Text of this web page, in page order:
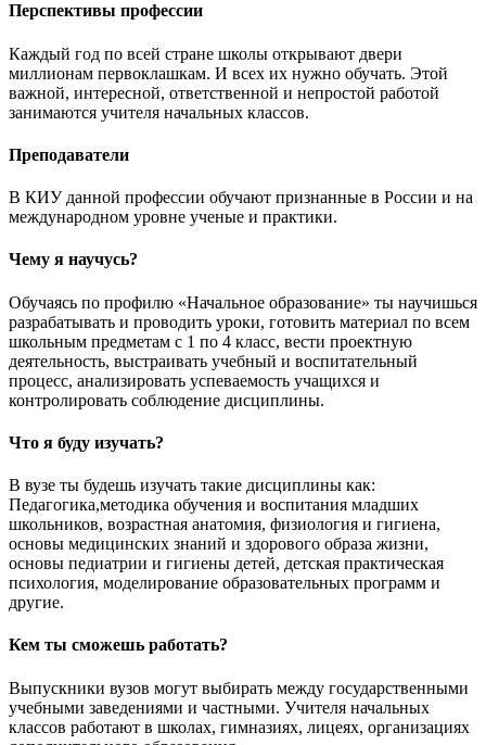
Перспективы профессии
Каждый год по всей стране школы открывают двери
миллионам первоклашкам. И всех их нужно обучать. Этой
важной, интересной, ответственной и непростой работой
занимаются учителя начальных классов.
Преподаватели
В КИУ данной профессии обучают признанные в России и на
международном уровне ученые и практики.
Чему я научусь?
Обучаясь по профилю «Начальное образование» ты научишься
разрабатывать и проводить уроки, готовить материал по всем
школьным предметам с 1 по 4 класс, вести проектную
деятельность, выстраивать учебный и воспитательный
процесс, анализировать успеваемость учащихся и
контролировать соблюдение дисциплины.
Что я буду изучать?
В вузе ты будешь изучать такие дисциплины как:
Педагогика,методика обучения и воспитания младших
школьников, возрастная анатомия, физиология и гигиена,
основы медицинских знаний и здорового образа жизни,
основы педиатрии и гигиены детей, детская практическая
психология, моделирование образовательных программ и
другие.
Кем ты сможешь работать?
Выпускники вузов могут выбирать между государственными
учебными заведениями и частными. Учителя начальных
классов работают в школах, гимназиях, лицеях, организациях